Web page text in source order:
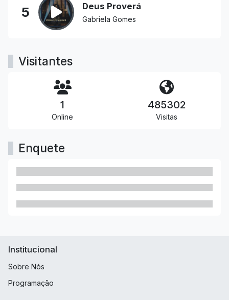
5 Deus Proverá
Gabriela Gomes
Visitantes
1
Online
485302
Visitas
Enquete
Institucional
Sobre Nós
Programação